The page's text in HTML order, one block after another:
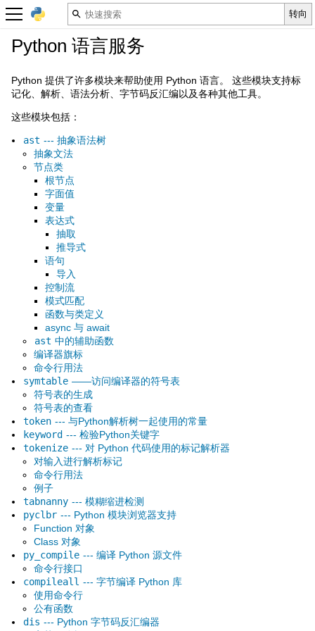
Python 语言服务
Python 提供了许多模块来帮助使用 Python 语言。 这些模块支持标
记化、解析、语法分析、字节码反汇编以及各种其他工具。
这些模块包括：
ast --- 抽象语法树
抽象文法
节点类
根节点
字面值
变量
表达式
抽取
推导式
语句
导入
控制流
模式匹配
函数与类定义
async 与 await
ast 中的辅助函数
编译器旗标
命令行用法
symtable ——访问编译器的符号表
符号表的生成
符号表的查看
token --- 与Python解析树一起使用的常量
keyword --- 检验Python关键字
tokenize --- 对 Python 代码使用的标记解析器
对输入进行解析标记
命令行用法
例子
tabnanny --- 模糊缩进检测
pyclbr --- Python 模块浏览器支持
Function 对象
Class 对象
py_compile --- 编译 Python 源文件
命令行接口
compileall --- 字节编译 Python 库
使用命令行
公有函数
dis --- Python 字节码反汇编器